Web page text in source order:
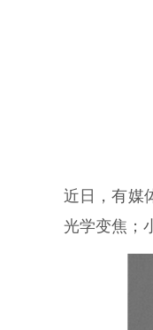
近日，有媒
光学变焦；